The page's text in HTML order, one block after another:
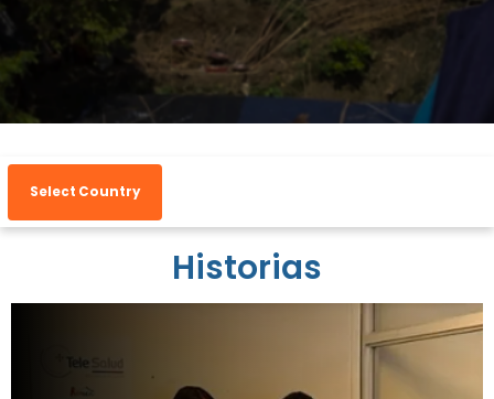
Select Country
Historias